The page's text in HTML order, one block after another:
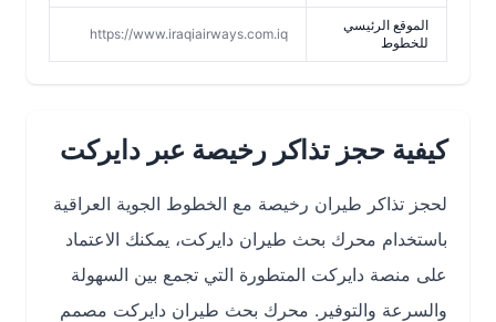
الموقع الرئيسي
للخطوط
https://www.iraqiairways.com.iq
كيفية حجز تذاكر رخيصة عبر دايركت
لحجز تذاكر طيران رخيصة مع الخطوط الجوية العراقية
باستخدام محرك بحث طيران دايركت، يمكنك الاعتماد
على منصة دايركت المتطورة التي تجمع بين السهولة
والسرعة والتوفير. محرك بحث طيران دايركت مصمم